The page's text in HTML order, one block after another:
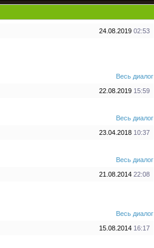
24.08.2019 02:53
Весь диалог
22.08.2019 15:59
Весь диалог
23.04.2018 10:37
Весь диалог
21.08.2014 22:08
Весь диалог
15.08.2014 16:17